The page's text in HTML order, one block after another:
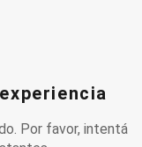
Por favor, intentá